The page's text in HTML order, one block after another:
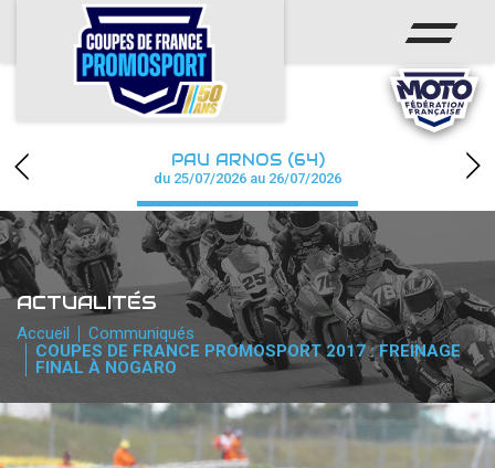
ACCUEIL
ACTUS
CALENDRIER
CHAMPIONNAT
RÉSULTATS
PHOTOS / WEB TV
PARTENAIRES
accéder à la billetterie
PAU ARNOS (64)
du 25/07/2026 au 26/07/2026
ACTUALITÉS
Accueil
Communiqués
COUPES DE FRANCE PROMOSPORT 2017 : FREINAGE
FINAL À NOGARO